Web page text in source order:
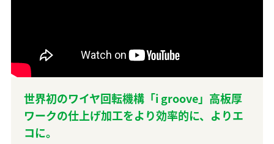
世界初のワイヤ回転機構「i groove」高板厚
ワークの仕上げ加工をより効率的に、よりエ
コに。